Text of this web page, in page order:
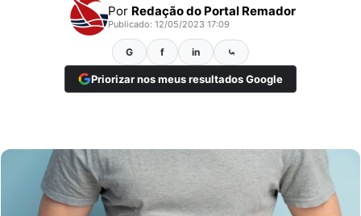
Por Redação do Portal Remador
Publicado: 12/05/2023 17:09
G f in ⤿
Priorizar nos meus resultados Google